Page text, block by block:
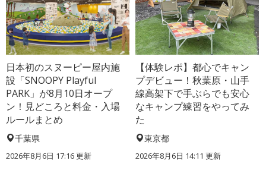
日本初のスヌーピー屋内施
設「SNOOPY Playful
PARK」が8月10日オープ
ン！見どころと料金・入場
ルールまとめ
千葉県
2026年8月6日 17:16更新
【体験レポ】都心でキャン
プデビュー！秋葉原・山手
線高架下で手ぶらでも安心
なキャンプ練習をやってみ
た
東京都
2026年8月6日 14:11 更新